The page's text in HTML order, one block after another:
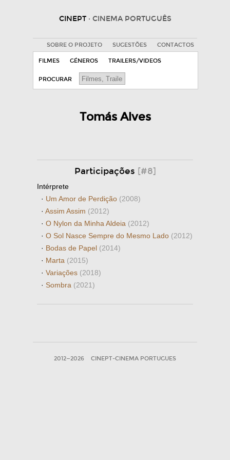
CINEPT · CINEMA PORTUGUÊS
SOBRE O PROJETO SUGESTÕES CONTACTOS
FILMES GÉNEROS TRAILERS/VIDEOS
PROCURAR
Tomás Alves
Participações [#8]
Intérprete
· Um Amor de Perdição (2008)
· Assim Assim (2012)
· O Nylon da Minha Aldeia (2012)
· O Sol Nasce Sempre do Mesmo Lado (2012)
· Bodas de Papel (2014)
· Marta (2015)
· Variações (2018)
· Sombra (2021)
2012—2026 CINEPT-CINEMA PORTUGUES